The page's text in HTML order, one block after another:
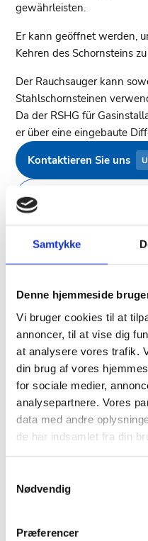
Samtykke
Denne hjemmeside
Vi bruger cookies til at
annoncer, til at vise dig
at analysere vores trafik.
din brug af vores
for sociale medier,
analysepartnere. Vores
data med andre
de har indsamlet fra din
Nødvendig
Præferencer
gewährleisten.
Er kann geöffnet werden,
Kehren des Schornsteins
Der Rauchsauger kann
Stahlschornsteinen
Da der RSHG für
er über eine eingebaute
Kontaktieren Sie uns
Finden Sie einen Händler